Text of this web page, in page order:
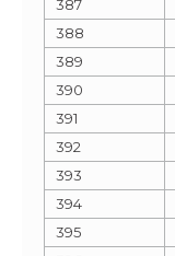
387
388
389
390
391
392
393
394
395